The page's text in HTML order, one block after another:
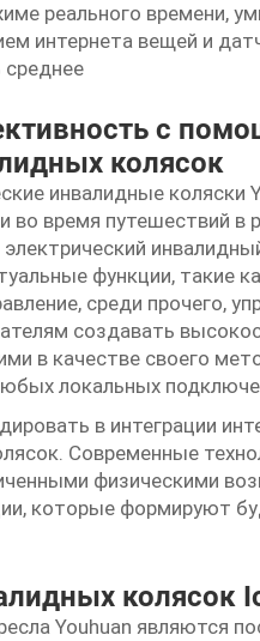
реального времени,
интернета вещей и
среднее
с
колясок
инвалидные коляски
время путешествий в
функции, такие
среди прочего,
создавать
в качестве своего
локальных
в интеграции
Современные
физическими
которые формируют
колясок
Youhuan являются